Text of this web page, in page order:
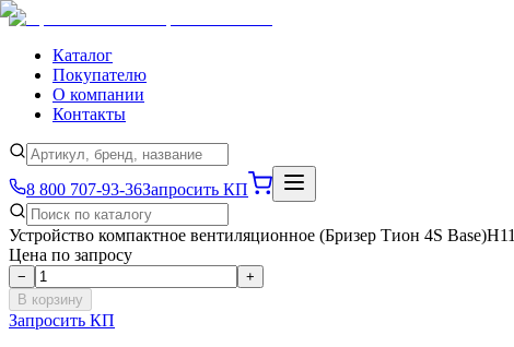
Каталог
Покупателю
О компании
Контакты
8 800 707-93-36Запросить КП
Устройство компактное вентиляционное (Бризер Тион 4S Base)Н11
Цена по запросу
−
+
В корзину
Запросить КП